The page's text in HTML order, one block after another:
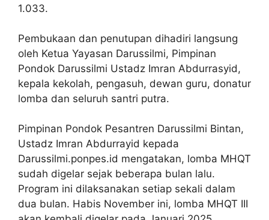
1.033.
Pembukaan dan penutupan dihadiri langsung
oleh Ketua Yayasan Darussilmi, Pimpinan
Pondok Darussilmi Ustadz Imran Abdurrasyid,
kepala kekolah, pengasuh, dewan guru, donatur
lomba dan seluruh santri putra.
Pimpinan Pondok Pesantren Darussilmi Bintan,
Ustadz Imran Abdurrayid kepada
Darussilmi.ponpes.id mengatakan, lomba MHQT
sudah digelar sejak beberapa bulan lalu.
Program ini dilaksanakan setiap sekali dalam
dua bulan. Habis November ini, lomba MHQT III